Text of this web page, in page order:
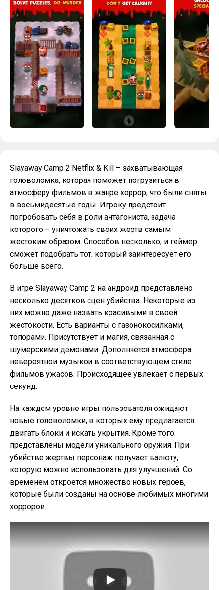
Slayaway Camp 2 Netflix & Kill – захватывающая
головоломка, которая поможет погрузиться в
атмосферу фильмов в жанре хоррор, что были сняты
в восьмидесятые годы. Игроку предстоит
попробовать себя в роли антагониста, задача
которого – уничтожать своих жертв самым
жестоким образом. Способов несколько, и геймер
сможет подобрать тот, который заинтересует его
больше всего.
В игре Slayaway Camp 2 на андроид представлено
несколько десятков сцен убийства. Некоторые из
них можно даже назвать красивыми в своей
жестокости. Есть варианты с газонокосилками,
топорами. Присутствует и магия, связанная с
шумерскими демонами. Дополняется атмосфера
невероятной музыкой в соответствующем стиле
фильмов ужасов. Происходящее увлекает с первых
секунд.
На каждом уровне игры пользователя ожидают
новые головоломки, в которых ему предлагается
двигать блоки и искать укрытия. Кроме того,
представлены модели уникального оружия. При
убийстве жертвы персонаж получает валюту,
которую можно использовать для улучшений. Со
временем откроется множество новых героев,
которые были созданы на основе любимых многими
хорроров.